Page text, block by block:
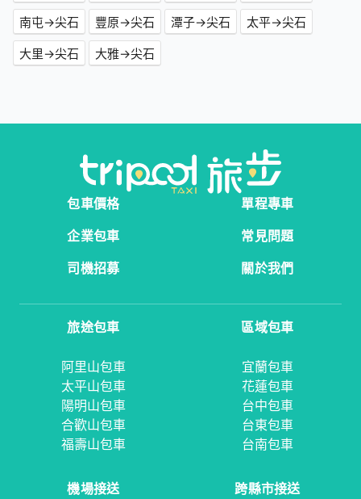
南屯→尖石
豐原→尖石 潭子→尖石
太平→尖石
大里→尖石
大雅→尖石
包車價格
單程專車
企業包車
常見問題
司機招募
關於我們
旅途包車
阿里山包車
太平山包車
陽明山包車
合歡山包車
福壽山包車
區域包車
宜蘭包車
花蓮包車
台中包車
台東包車
台南包車
機場接送 跨縣市接送